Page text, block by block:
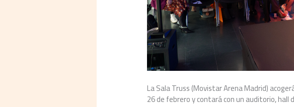
La Sala Truss (Movistar Arena Madrid)
26 de febrero y contará con un auditorio, hall